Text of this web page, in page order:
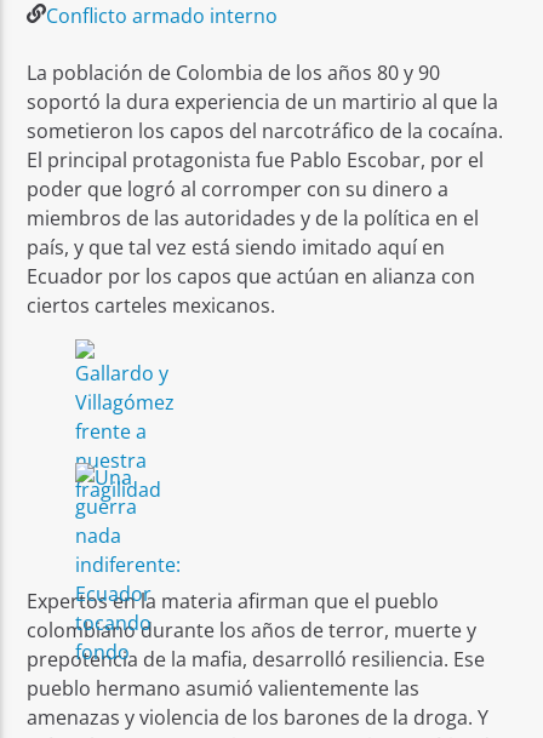
Conflicto armado interno
La población de Colombia de los años 80 y 90
soportó la dura experiencia de un martirio al que la
sometieron los capos del narcotráfico de la cocaína.
El principal protagonista fue Pablo Escobar, por el
poder que logró al corromper con su dinero a
miembros de las autoridades y de la política en el
país, y que tal vez está siendo imitado aquí en
Ecuador por los capos que actúan en alianza con
ciertos carteles mexicanos.
Expertos en la materia afirman que el pueblo
colombiano durante los años de terror, muerte y
prepotencia de la mafia, desarrolló resiliencia. Ese
pueblo hermano asumió valientemente las
amenazas y violencia de los barones de la droga. Y